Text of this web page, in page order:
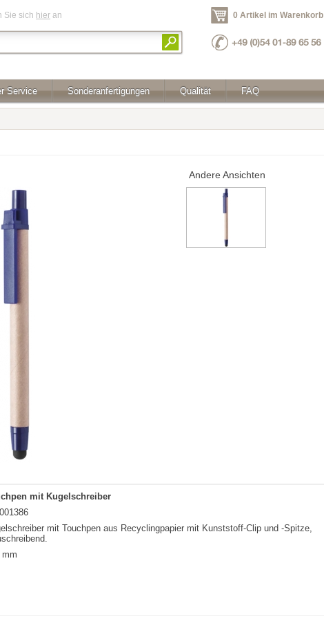
Sie sich hier an 0 Artikel im Warenkorb
Service Sonderanfertigungen Qualität FAQ
Andere Ansichten
mit Kugelschreiber
mit Touchpen aus Recyclingpapier mit Kunststoff-Clip und -Spitze,
mm